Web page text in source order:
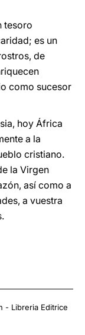
tesoro
es un
de
como sucesor
hoy África
a la
cristiano.
la Virgen
así como a
a vuestra
- Libreria Editrice